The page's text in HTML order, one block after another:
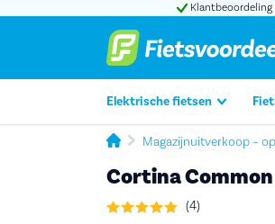
Klantbeoordeling
Elektrische fietsen
Magazijnuitverkoop –
Cortina
(4)